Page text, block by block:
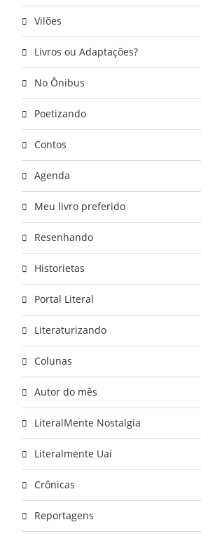
Vilões
Livros ou Adaptações?
No Ônibus
Poetizando
Contos
Agenda
Meu livro preferido
Resenhando
Historietas
Portal Literal
Literaturizando
Colunas
Autor do mês
LiteralMente Nostalgia
Literalmente Uai
Crônicas
Reportagens